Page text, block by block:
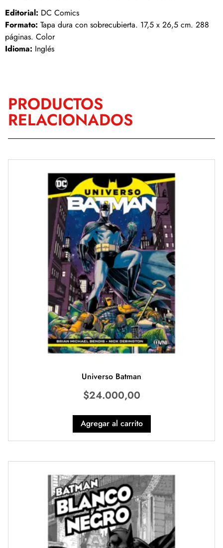
Editorial: DC Comics
Formato: Tapa dura con sobrecubierta. 17,5 x 26,5 cm. 288
páginas. Color
Idioma: Inglés
PRODUCTOS
RELACIONADOS
Universo Batman
$24.000,00
Agregar al carrito